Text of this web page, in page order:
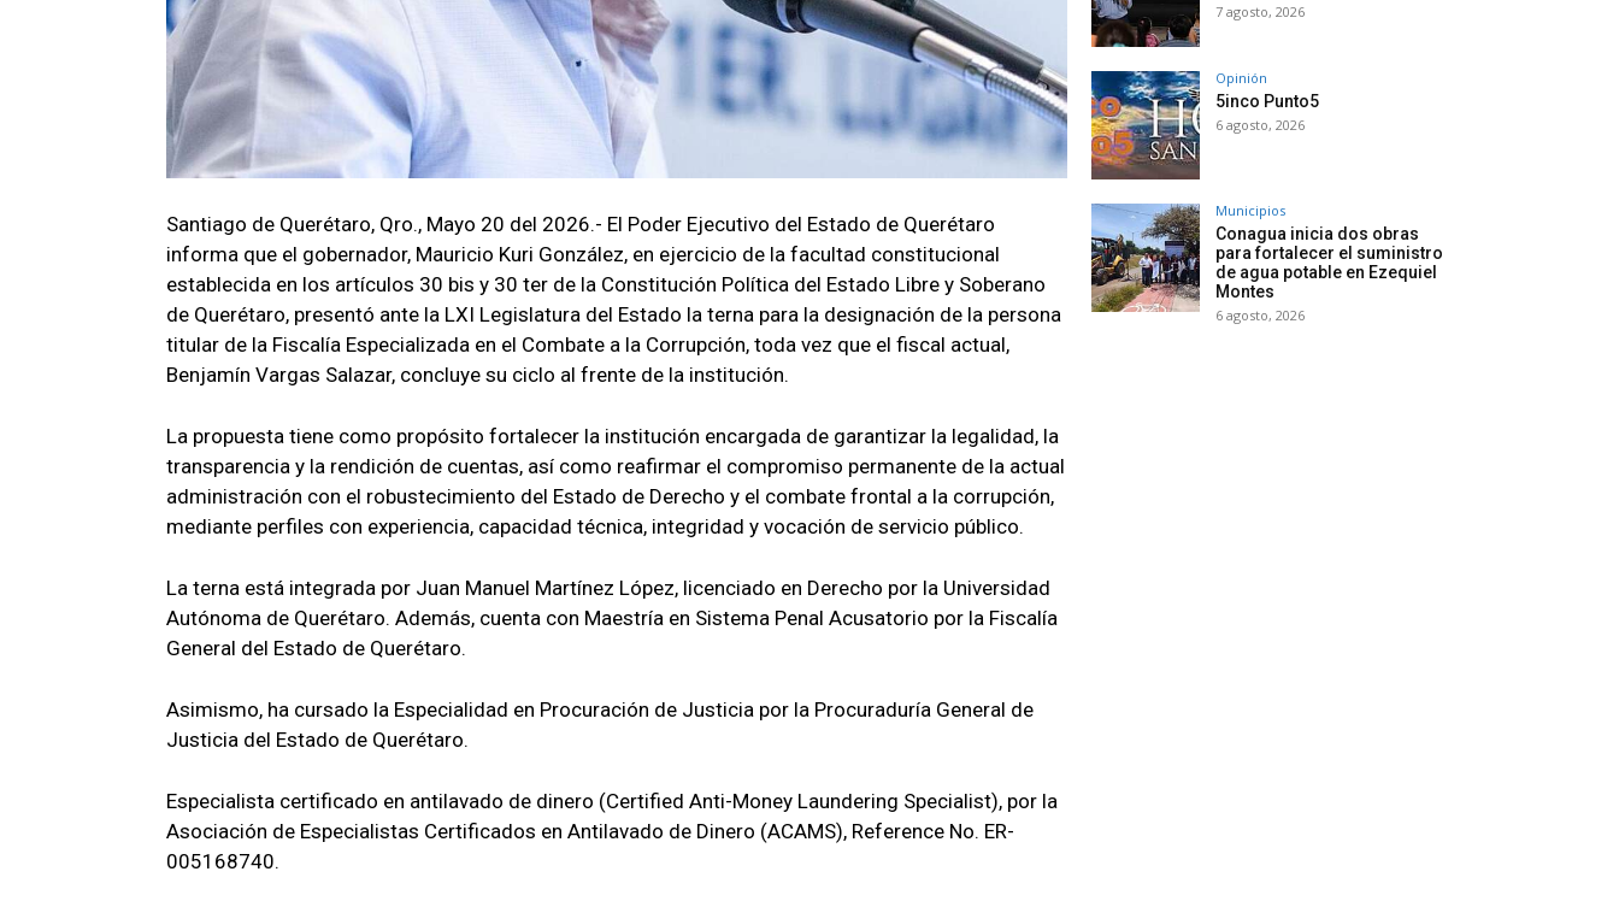
Santiago de Querétaro, Qro., Mayo 20 del 2026.- El Poder Ejecutivo del Estado de Querétaro
informa que el gobernador, Mauricio Kuri González, en ejercicio de la facultad constitucional
establecida en los artículos 30 bis y 30 ter de la Constitución Política del Estado Libre y Soberano
de Querétaro, presentó ante la LXI Legislatura del Estado la terna para la designación de la persona
titular de la Fiscalía Especializada en el Combate a la Corrupción, toda vez que el fiscal actual,
Benjamín Vargas Salazar, concluye su ciclo al frente de la institución.
La propuesta tiene como propósito fortalecer la institución encargada de garantizar la legalidad, la
transparencia y la rendición de cuentas, así como reafirmar el compromiso permanente de la actual
administración con el robustecimiento del Estado de Derecho y el combate frontal a la corrupción,
mediante perfiles con experiencia, capacidad técnica, integridad y vocación de servicio público.
La terna está integrada por Juan Manuel Martínez López, licenciado en Derecho por la Universidad
Autónoma de Querétaro. Además, cuenta con Maestría en Sistema Penal Acusatorio por la Fiscalía
General del Estado de Querétaro.
Asimismo, ha cursado la Especialidad en Procuración de Justicia por la Procuraduría General de
Justicia del Estado de Querétaro.
Especialista certificado en antilavado de dinero (Certified Anti-Money Laundering Specialist), por la
Asociación de Especialistas Certificados en Antilavado de Dinero (ACAMS), Reference No. ER-
005168740.
7 agosto, 2026
Opinión
5inco Punto5
6 agosto, 2026
Municipios
Conagua inicia dos obras
para fortalecer el suministro
de agua potable en Ezequiel
Montes
6 agosto, 2026